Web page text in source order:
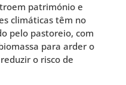
património e
climáticas têm no
pelo pastoreio, com
para arder o
o risco de